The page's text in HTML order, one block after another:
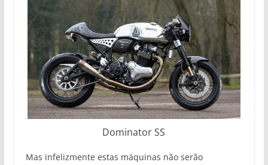
Dominator SS
Mas infelizmente estas máquinas não serão